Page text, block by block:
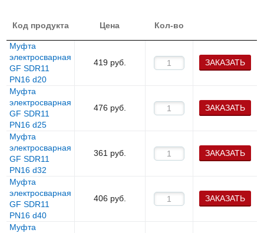
Код продукта Цена Кол-во
Муфта
электросварная
GF SDR11
PN16 d20
419 руб. ЗАКАЗАТЬ
Муфта
электросварная
GF SDR11
PN16 d25
476 руб. ЗАКАЗАТЬ
Муфта
электросварная
GF SDR11
PN16 d32
361 руб. ЗАКАЗАТЬ
Муфта
электросварная
GF SDR11
PN16 d40
406 руб. ЗАКАЗАТЬ
Муфта